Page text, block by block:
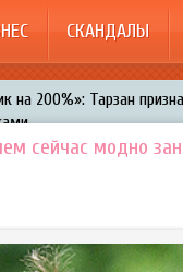
СКАНДАЛЫ
на 200%»: Тарзан
променял Дроботенко на
Энрике Иглесиас и
«Что было дальше?»
зарождает в Бузовой
на 200%»: Тарзан
сейчас модно